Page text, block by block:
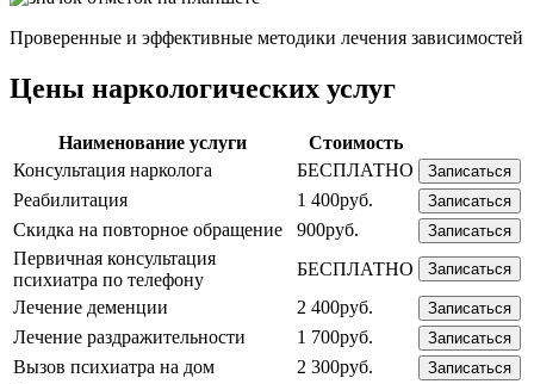
Проверенные и эффективные методики лечения зависимостей
Цены наркологических услуг
Наименование услуги
Стоимость
Консультация нарколога
БЕСПЛАТНО Записаться
Реабилитация 1 400руб. Записаться
Скидка на повторное обращение 900руб. Записаться
Первичная консультация
психиатра по телефону
БЕСПЛАТНО Записаться
Лечение деменции 2 400руб. Записаться
Лечение раздражительности 1 700руб. Записаться
Вызов психиатра на дом 2 300руб. Записаться